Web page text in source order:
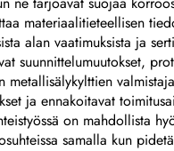
materiaalitieteellisen
alan vaatimuksista ja
suunnittelumuutokset,
metallisälykylttien
ja ennakoitavat
on mahdollista
samalla kun